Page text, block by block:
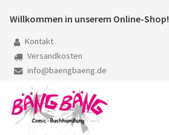
Willkommen in unserem Online-Shop!
Kontakt
Versandkosten
info@baengbaeng.de